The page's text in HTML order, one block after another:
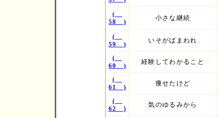
(
58 )
小さな継続
(
59 )
いそがばまわれ
(
60 )
経験してわかること
(
61 )
痩せたけど
(
62 )
気のゆるみから